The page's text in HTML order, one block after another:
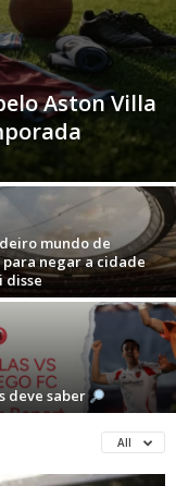
Aston Villa
mundo de
negar a cidade
disse
deve saber
All